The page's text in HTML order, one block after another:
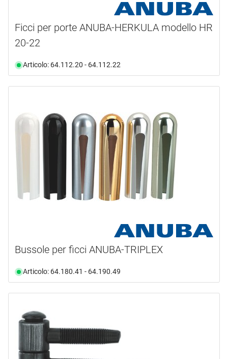
Ficci per porte ANUBA-HERKULA modello HR
20-22
Articolo: 64.112.20 - 64.112.22
Bussole per ficci ANUBA-TRIPLEX
Articolo: 64.180.41 - 64.190.49